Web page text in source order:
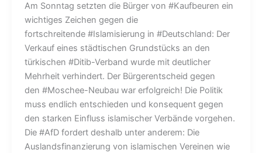
Am Sonntag setzten die Bürger von #Kaufbeuren ein
wichtiges Zeichen gegen die
fortschreitende #Islamisierung in #Deutschland: Der
Verkauf eines städtischen Grundstücks an den
türkischen #Ditib-Verband wurde mit deutlicher
Mehrheit verhindert. Der Bürgerentscheid gegen
den #Moschee-Neubau war erfolgreich! Die Politik
muss endlich entschieden und konsequent gegen
den starken Einfluss islamischer Verbände vorgehen.
Die #AfD fordert deshalb unter anderem: Die
Auslandsfinanzierung von islamischen Vereinen wie